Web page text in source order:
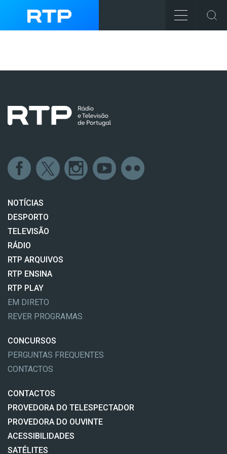
NOTÍCIAS
DESPORTO
TELEVISÃO
RÁDIO
RTP ARQUIVOS
RTP ENSINA
RTP PLAY
EM DIRETO
REVER PROGRAMAS
CONCURSOS
PERGUNTAS FREQUENTES
CONTACTOS
CONTACTOS
PROVEDORA DO TELESPECTADOR
PROVEDORA DO OUVINTE
ACESSIBILIDADES
SATÉLITES